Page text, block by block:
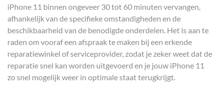
iPhone 11 binnen ongeveer 30 tot 60 minuten vervangen,
afhankelijk van de specifieke omstandigheden en de
beschikbaarheid van de benodigde onderdelen. Het is aan te
raden om vooraf een afspraak te maken bij een erkende
reparatiewinkel of serviceprovider, zodat je zeker weet dat de
reparatie snel kan worden uitgevoerd en je jouw iPhone 11
zo snel mogelijk weer in optimale staat terugkrijgt.